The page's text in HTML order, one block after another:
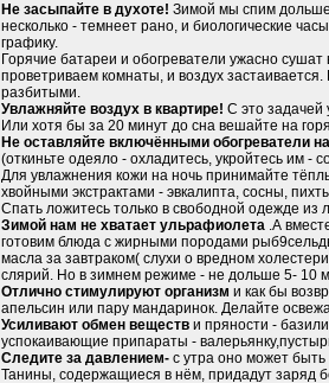
Не засыпайте в духоте! Зимой мы спим
несколько - темнеет рано, и биологические
графику.
Горячие батареи и обогреватели ужасно
проветриваем комнаты, и воздух
разбитыми.
Увлажняйте воздух в квартире! С это задачей
Или хотя бы за 20 минут до сна вешайте на
Не оставляйте включёнными обогреватели
(откиньте одеяло - охладитесь, укройтесь им -
Для увлажнения кожи на ночь принимайте
хвойными экстрактами - эвкалипта, сосны,
Спать ложитесь только в свободной одежде из
Зимой нам не хватает ульрафиолета .А
готовим блюда с жирными породами
масла за завтраком( слухи о вредном
слярий. Но в зимнем режиме - не дольше 5- 10
Отлично стимулируют организм и как бы
апельсин или пару мандаринок. Делайте
Усиливают обмен веществ и пряности -
успокаивающие припараты -
Следите за давлением- с утра оно может
Танины, содержащиеся в нём, придадут заряд